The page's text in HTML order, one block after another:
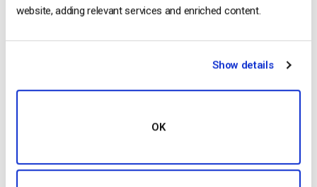
website, adding relevant services and enriched content.
Show details
OK
expériences avec Dacast aux joueurs du monde
performances et les aider à ajouter de […]
CONTINUER LA LECTURE→